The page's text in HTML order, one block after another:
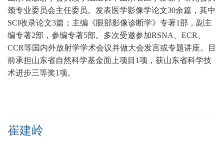
颈专业委员会主任委员。发表医学影像学论文30余篇，其中
SCI收录论文3篇；主编《眼部影像诊断学》专著1部，副主
编专著2部，参编专著5部。多次受邀参加RSNA、ECR、
CCR等国内外放射学学术会议并做大会发言或专题讲座。目
前承担山东省自然科学基金面上项目1项，获山东省科学技
术进步三等奖1项。
崔建岭